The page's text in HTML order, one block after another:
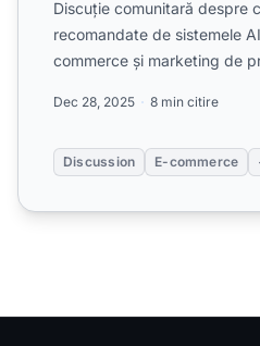
Discuție comunitară despre
recomandate de sistemele
commerce și marketing de
Dec 28, 2025 8 min citire
Discussion E-commerce